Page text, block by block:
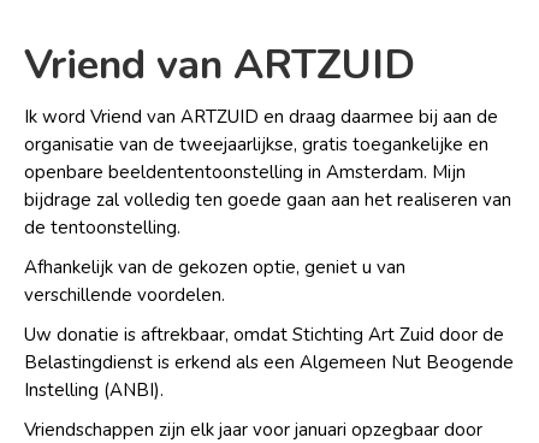
€500,00
Vriend van ARTZUID
Ik word Vriend van ARTZUID en draag daarmee bij aan de
organisatie van de tweejaarlijkse, gratis toegankelijke en
openbare beeldententoonstelling in Amsterdam. Mijn
bijdrage zal volledig ten goede gaan aan het realiseren van
de tentoonstelling.
Afhankelijk van de gekozen optie, geniet u van
verschillende voordelen.
Uw donatie is aftrekbaar, omdat Stichting Art Zuid door de
Belastingdienst is erkend als een Algemeen Nut Beogende
Instelling (ANBI).
Vriendschappen zijn elk jaar voor januari opzegbaar door